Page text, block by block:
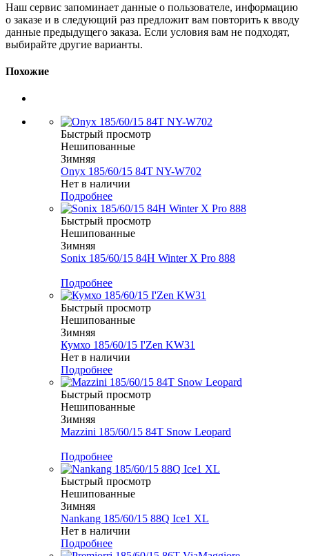
Наш сервис запоминает данные о пользователе, информацию
о заказе и в следующий раз предложит вам повторить к вводу
данные предыдущего заказа. Если условия вам не подходят,
выбирайте другие варианты.
Похожие
Быстрый просмотр
Нешипованные
Зимняя
Onyx 185/60/15 84T NY-W702
Нет в наличии
Подробнее
Быстрый просмотр
Нешипованные
Зимняя
Sonix 185/60/15 84H Winter X Pro 888
Подробнее
Быстрый просмотр
Нешипованные
Зимняя
Кумхо 185/60/15 I'Zen KW31
Нет в наличии
Подробнее
Быстрый просмотр
Нешипованные
Зимняя
Mazzini 185/60/15 84T Snow Leopard
Подробнее
Быстрый просмотр
Нешипованные
Зимняя
Nankang 185/60/15 88Q Ice1 XL
Нет в наличии
Подробнее